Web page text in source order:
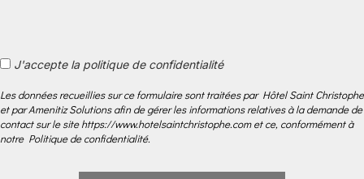
J'accepte la politique de confidentialité
Les données recueillies sur ce formulaire sont traitées par Hôtel Saint Christophe
et par Amenitiz Solutions afin de gérer les informations relatives à la demande de
contact sur le site https://www.hotelsaintchristophe.com et ce, conformément à
notre Politique de confidentialité.